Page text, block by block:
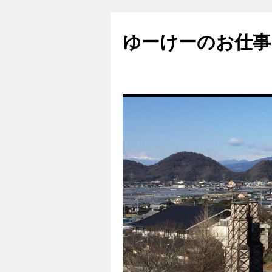
ゆーけーのお仕